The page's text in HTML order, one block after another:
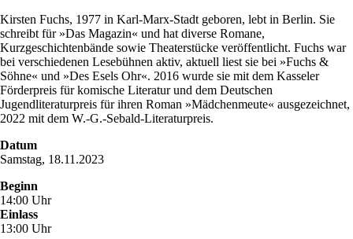
Kirsten Fuchs, 1977 in Karl-Marx-Stadt geboren, lebt in Berlin. Sie
schreibt für »Das Magazin« und hat diverse Romane,
Kurzgeschichtenbände sowie Theaterstücke veröffentlicht. Fuchs war
bei verschiedenen Lesebühnen aktiv, aktuell liest sie bei »Fuchs &
Söhne« und »Des Esels Ohr«. 2016 wurde sie mit dem Kasseler
Förderpreis für komische Literatur und dem Deutschen
Jugendliteraturpreis für ihren Roman »Mädchenmeute« ausgezeichnet,
2022 mit dem W.-G.-Sebald-Literaturpreis.
Datum
Samstag, 18.11.2023
Beginn
14:00 Uhr
Einlass
13:00 Uhr